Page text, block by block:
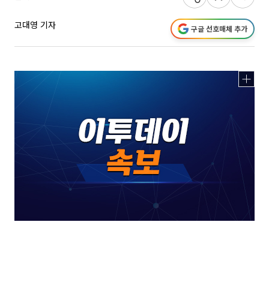
고대영 기자 구글 선호매체 추가